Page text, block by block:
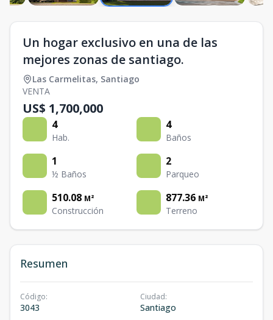
Un hogar exclusivo en una de las
mejores zonas de santiago.
Las Carmelitas, Santiago
VENTA
US$ 1,700,000
4
Hab.
4
Baños
1
½ Baños
2
Parqueo
510.08 M²
Construcción
877.36 M²
Terreno
Resumen
Código:
3043
Ciudad:
Santiago